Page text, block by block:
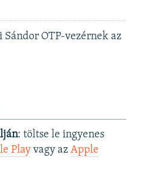
Sándor OTP-vezérnek az
: töltse le ingyenes
Playvagy az Apple